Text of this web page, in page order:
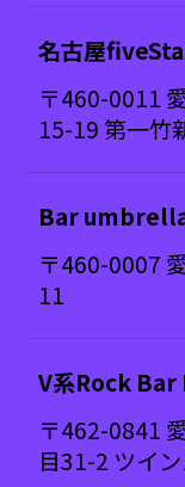
名古屋
〒460-0011
15-19 第一竹
Bar
〒460-0007
11
V系Rock
〒462-0841
目31-2 ツイ